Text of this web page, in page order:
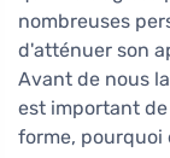
nombreuses
d'atténuer son
Avant de nous
est important
forme, pourquoi